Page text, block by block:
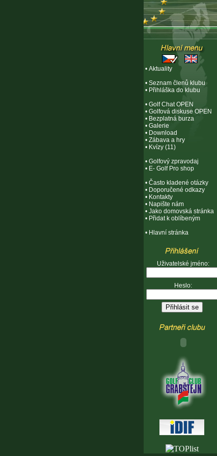
• Aktuality
• Seznam členů klubu
• Přihláška do klubu
• Golf Chat OPEN
• Golfová diskuse OPEN
• Bezplatná burza
• Galerie
• Download
• Zábava a hry
• Kvízy (11)
• Golfový zpravodaj
• E- Golf Pro shop
• Často kladené otázky
• Doporučené odkazy
• Kontakty
• Napište nám
• Jako domovská stránka
• Přidat k oblíbeným
• Hlavní stránka
Uživatelské jméno:
Heslo: